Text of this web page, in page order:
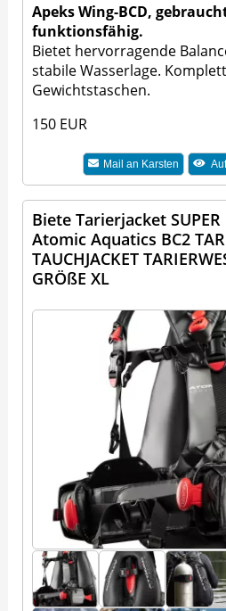
Apeks Wing-BCD,
funktionsfähig.
Bietet hervorragende
stabile Wasserlage.
Gewichtstaschen.
150 EUR
Mail an Karsten
Biete Tarierjacket SUPER
Atomic Aquatics BC2
TAUCHJACKET
GRÖßE XL